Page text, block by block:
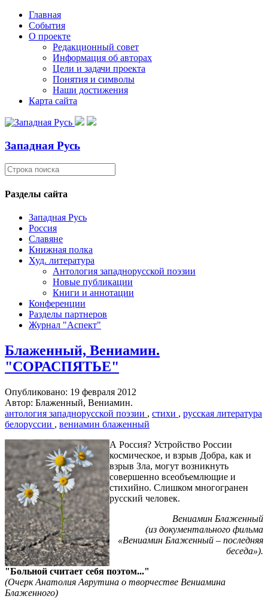
Главная
События
О проекте
Редакционный совет
Информация об авторах
Цели и задачи проекта
Понятия и символы
Наши достижения
Карта сайта
Западная Русь
Разделы сайта
Западная Русь
Россия
Славяне
Книжная полка
Худ. литература
Антология западнорусской поэзии
Новые публикации
Книги и аннотации
Конференции
Разделы партнеров
Журнал "Аспект"
Блаженный, Вениамин.
"СОРАСПЯТЬЕ"
Опубликовано: 19 февраля 2012
Автор: Блаженный, Вениамин.
антология западнорусской поэзии , стихи , русская литература
белоруссии , вениамин блаженный
А Россия? Устройство России
космическое, и взрыв Добра, как и
взрыв Зла, могут возникнуть
совершенно всеобъемлющие и
стихийно. Слишком многогранен
русский человек.
Вениамин Блаженный
(из документального фильма
«Вениамин Блаженный – последняя
беседа»).
"Больной считает себя поэтом..."
(Очерк Анатолия Аврутина о творчестве Вениамина
Блаженного)